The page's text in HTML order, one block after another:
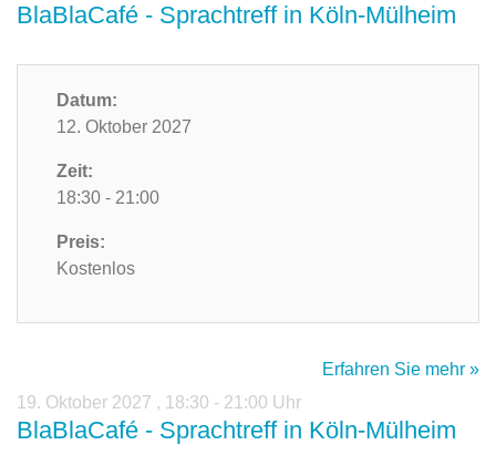
BlaBlaCafé - Sprachtreff in Köln-Mülheim
Datum:
12. Oktober 2027
Zeit:
18:30 - 21:00
Preis:
Kostenlos
Erfahren Sie mehr »
19. Oktober 2027 , 18:30 - 21:00 Uhr
BlaBlaCafé - Sprachtreff in Köln-Mülheim